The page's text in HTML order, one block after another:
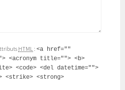
HTML :<a href=""
title=""> <b>
<code> <del datetime="">
<strike> <strong>